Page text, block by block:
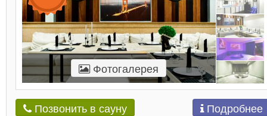
Фотогалерея
Позвонить в сауну Подробнее